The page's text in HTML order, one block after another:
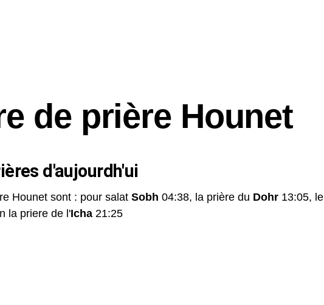
de prière Hounet
d'aujourdh'ui
Hounet sont : pour salat Sobh 04:38, la prière du Dohr 13:05, le
la priere de l'Icha 21:25